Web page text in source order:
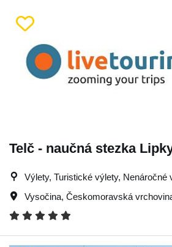
Telč - naučná stezka
Výlety, Turistické výlety, Nenáročné
Vysočina, Českomoravská